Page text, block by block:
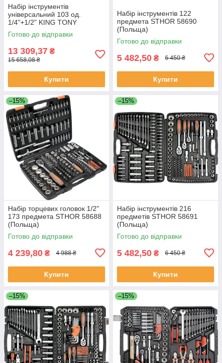
Набір інструментів
універсальний 103 од.
1/4"+1/2" KING TONY
7503MR (Тайвань)
Готово до відправки
13 309,37 ₴
15 658,08 ₴
Купити
Набір інструментів 122
предмета STHOR 58690
(Польща)
Готово до відправки
5 482,50 ₴ 6 450 ₴
Купити
–15%
Набір торцевих головок 1/2"
173 предмета STHOR 58688
(Польща)
Готово до відправки
4 239,80 ₴ 4 988 ₴
Купити
–15%
Набір інструментів 216
предметів STHOR 58691
(Польща)
Готово до відправки
5 482,50 ₴ 6 450 ₴
Купити
–15% –15%